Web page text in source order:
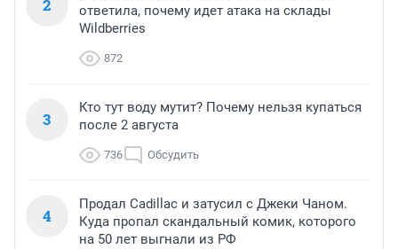
2
ответила, почему идет атака на склады
Wildberries
872
3
Кто тут воду мутит? Почему нельзя купаться
после 2 августа
736 Обсудить
4
Продал Cadillac и затусил с Джеки Чаном.
Куда пропал скандальный комик, которого
на 50 лет выгнали из РФ